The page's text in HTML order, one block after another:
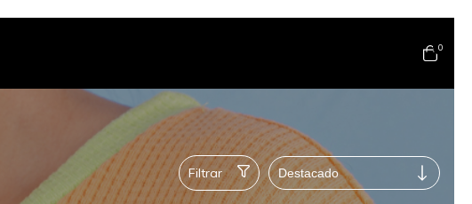
0
Filtrar